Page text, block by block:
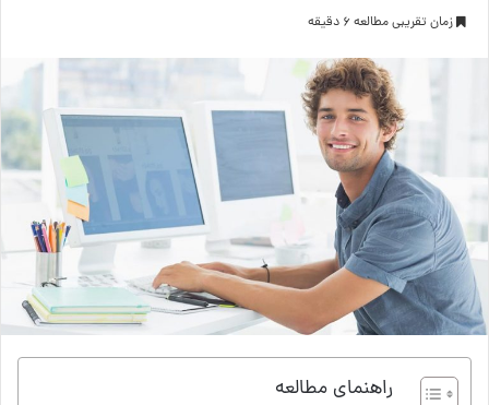
زمان تقریبی مطالعه 6 دقیقه
راهنمای مطالعه